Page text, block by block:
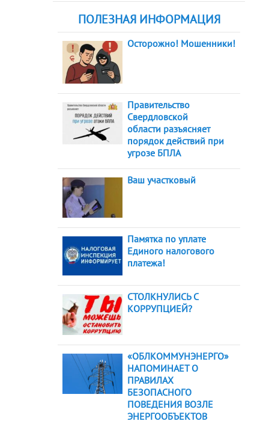
ПОЛЕЗНАЯ ИНФОРМАЦИЯ
Осторожно! Мошенники!
Правительство
Свердловской
области разъясняет
порядок действий при
угрозе БПЛА
Ваш участковый
Памятка по уплате
Единого налогового
платежа!
СТОЛКНУЛИСЬ С
КОРРУПЦИЕЙ?
«ОБЛКОММУНЭНЕРГО»
НАПОМИНАЕТ О
ПРАВИЛАХ
БЕЗОПАСНОГО
ПОВЕДЕНИЯ ВОЗЛЕ
ЭНЕРГООБЪЕКТОВ